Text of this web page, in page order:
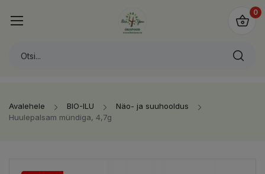
0
Avalehele BIO-ILU
Näo- ja suuhooldus
Huulepalsam mündiga, 4,7g